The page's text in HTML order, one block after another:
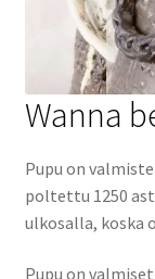
Wanna
Pupu on
poltettu 1250
ulkosalla, koska
Pupu on